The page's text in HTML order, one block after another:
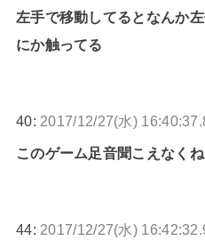
左手で移動してるとなんか
にか触ってる
40: 2017/12/27(水)
このゲーム足音聞こえなくね
44: 2017/12/27(水)